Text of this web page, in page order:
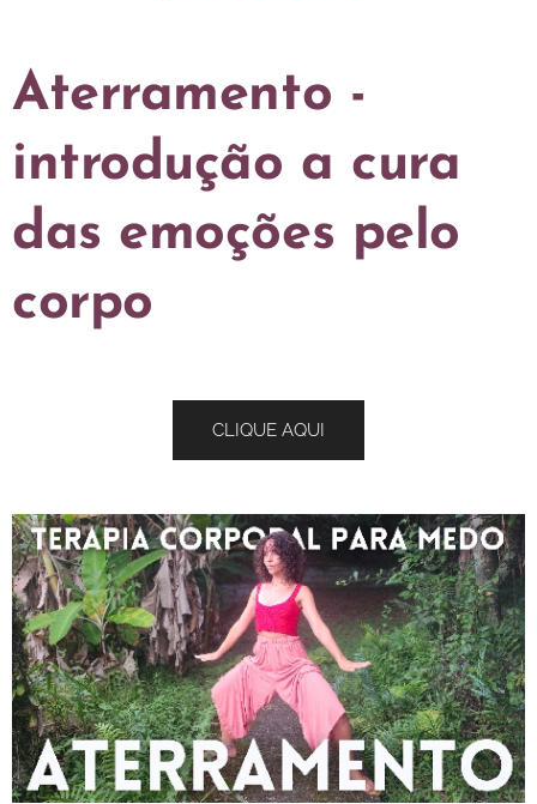
Aterramento -
introdução a cura
das emoções pelo
corpo
CLIQUE AQUI